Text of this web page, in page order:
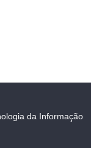
da Informação